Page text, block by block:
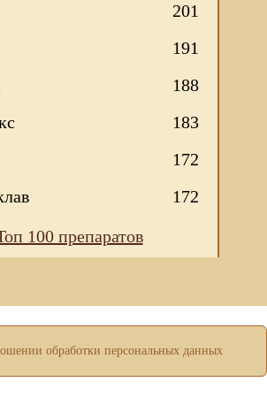
201
191
188
183
172
172
100 препаратов
обработки персональных данных
- вПолитике в отношении
браузера.
ХОРОШО